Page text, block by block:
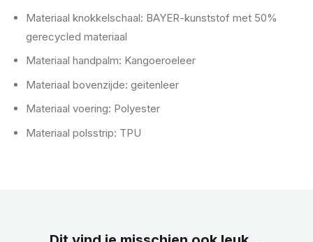
Materiaal knokkelschaal: BAYER-kunststof met 50%
gerecycled materiaal
Materiaal handpalm: Kangoeroeleer
Materiaal bovenzijde: geitenleer
Materiaal voering: Polyester
Materiaal polsstrip: TPU